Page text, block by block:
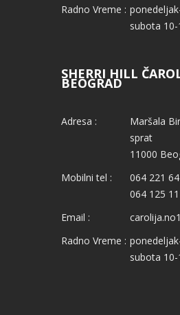
Radno Vreme :
subota 10-
SHERRI HILL
BEOGRAD
Adresa :
Maršala
sprat
11000
Mobilni tel :
064 221
064 125
Email :
Radno Vreme :
subota 10-